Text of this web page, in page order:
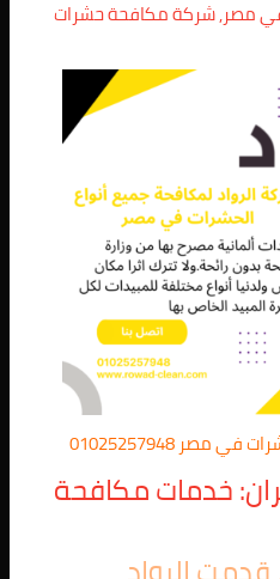
مصر,شركة مكافحة حشرات
01025257948
خدمات مكافحة